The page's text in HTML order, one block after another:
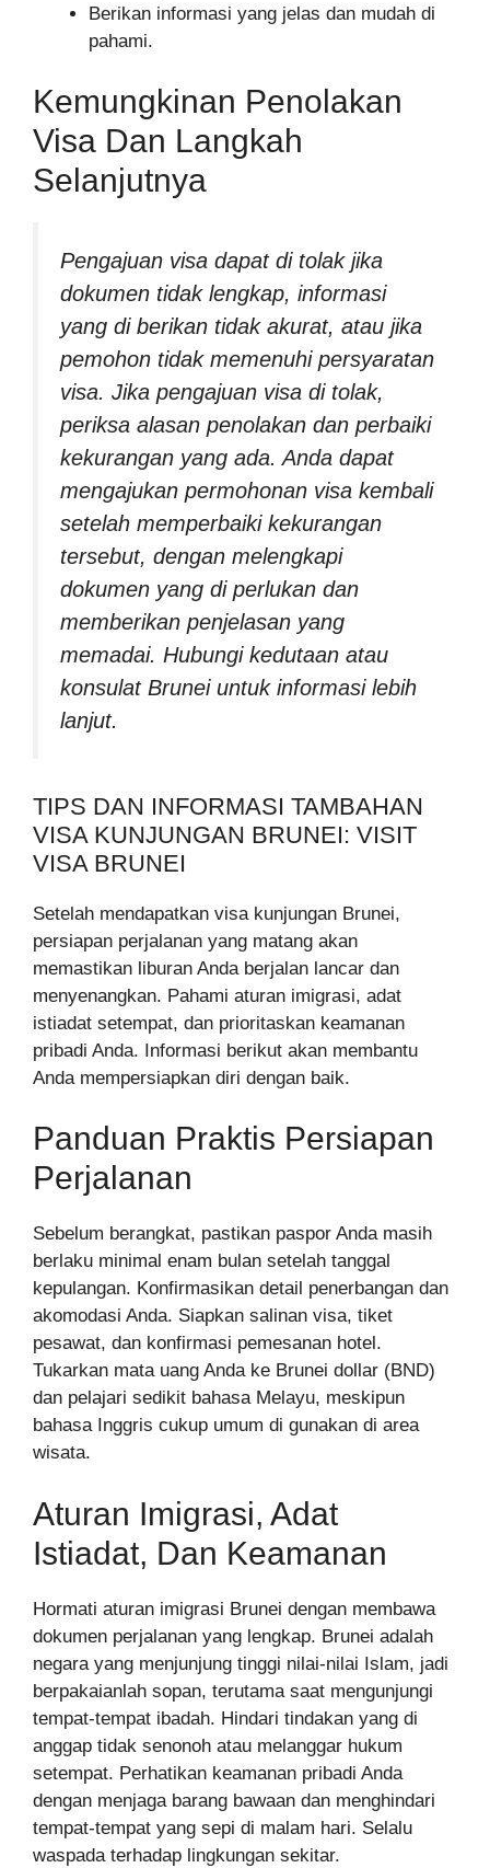
Berikan informasi yang jelas dan mudah di
pahami.
Kemungkinan Penolakan
Visa Dan Langkah
Selanjutnya
Pengajuan visa dapat di tolak jika
dokumen tidak lengkap, informasi
yang di berikan tidak akurat, atau jika
pemohon tidak memenuhi persyaratan
visa. Jika pengajuan visa di tolak,
periksa alasan penolakan dan perbaiki
kekurangan yang ada. Anda dapat
mengajukan permohonan visa kembali
setelah memperbaiki kekurangan
tersebut, dengan melengkapi
dokumen yang di perlukan dan
memberikan penjelasan yang
memadai. Hubungi kedutaan atau
konsulat Brunei untuk informasi lebih
lanjut.
TIPS DAN INFORMASI TAMBAHAN
VISA KUNJUNGAN BRUNEI: VISIT
VISA BRUNEI
Setelah mendapatkan visa kunjungan Brunei,
persiapan perjalanan yang matang akan
memastikan liburan Anda berjalan lancar dan
menyenangkan. Pahami aturan imigrasi, adat
istiadat setempat, dan prioritaskan keamanan
pribadi Anda. Informasi berikut akan membantu
Anda mempersiapkan diri dengan baik.
Panduan Praktis Persiapan
Perjalanan
Sebelum berangkat, pastikan paspor Anda masih
berlaku minimal enam bulan setelah tanggal
kepulangan. Konfirmasikan detail penerbangan dan
akomodasi Anda. Siapkan salinan visa, tiket
pesawat, dan konfirmasi pemesanan hotel.
Tukarkan mata uang Anda ke Brunei dollar (BND)
dan pelajari sedikit bahasa Melayu, meskipun
bahasa Inggris cukup umum di gunakan di area
wisata.
Aturan Imigrasi, Adat
Istiadat, Dan Keamanan
Hormati aturan imigrasi Brunei dengan membawa
dokumen perjalanan yang lengkap. Brunei adalah
negara yang menjunjung tinggi nilai-nilai Islam, jadi
berpakaianlah sopan, terutama saat mengunjungi
tempat-tempat ibadah. Hindari tindakan yang di
anggap tidak senonoh atau melanggar hukum
setempat. Perhatikan keamanan pribadi Anda
dengan menjaga barang bawaan dan menghindari
tempat-tempat yang sepi di malam hari. Selalu
waspada terhadap lingkungan sekitar.